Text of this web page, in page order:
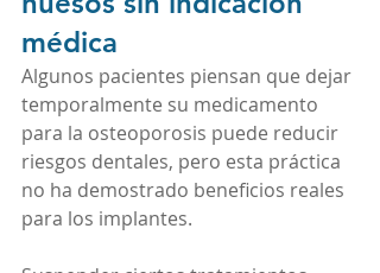
médica
Algunos pacientes piensan que dejar
temporalmente su medicamento
para la osteoporosis puede reducir
riesgos dentales, pero esta práctica
no ha demostrado beneficios reales
para los implantes.